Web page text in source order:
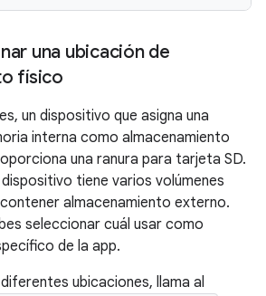
una ubicación de
físico
un dispositivo que asigna una
interna como almacenamiento
una ranura para tarjeta SD.
tiene varios volúmenes
almacenamiento externo.
seleccionar cuál usar como
de la app.
ubicaciones, llama al